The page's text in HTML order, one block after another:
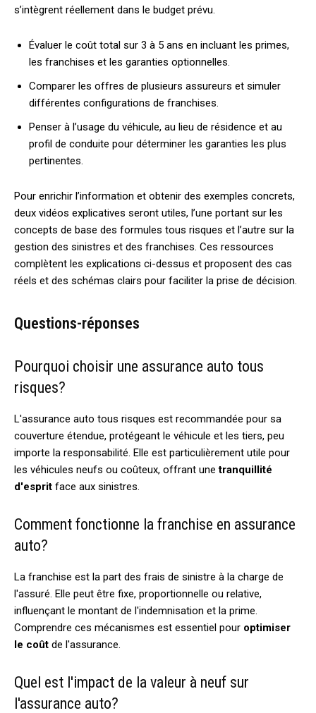
s’intègrent réellement dans le budget prévu.
Évaluer le coût total sur 3 à 5 ans en incluant les primes,
les franchises et les garanties optionnelles.
Comparer les offres de plusieurs assureurs et simuler
différentes configurations de franchises.
Penser à l’usage du véhicule, au lieu de résidence et au
profil de conduite pour déterminer les garanties les plus
pertinentes.
Pour enrichir l’information et obtenir des exemples concrets,
deux vidéos explicatives seront utiles, l’une portant sur les
concepts de base des formules tous risques et l’autre sur la
gestion des sinistres et des franchises. Ces ressources
complètent les explications ci-dessus et proposent des cas
réels et des schémas clairs pour faciliter la prise de décision.
Questions-réponses
Pourquoi choisir une assurance auto tous
risques?
L'assurance auto tous risques est recommandée pour sa
couverture étendue, protégeant le véhicule et les tiers, peu
importe la responsabilité. Elle est particulièrement utile pour
les véhicules neufs ou coûteux, offrant unetranquillité
d'esprit face aux sinistres.
Comment fonctionne la franchise en assurance
auto?
La franchise est la part des frais de sinistre à la charge de
l'assuré. Elle peut être fixe, proportionnelle ou relative,
influençant le montant de l'indemnisation et la prime.
Comprendre ces mécanismes est essentiel pour optimiser
le coût de l'assurance.
Quel est l'impact de la valeur à neuf sur
l'assurance auto?